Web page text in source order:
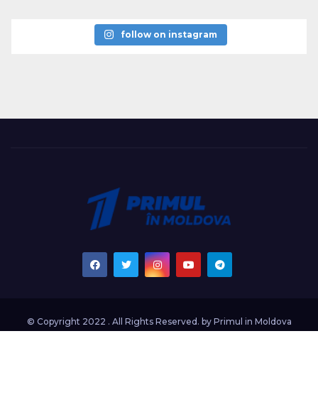
follow on instagram
© Copyright 2022 . All Rights Reserved. by Primul in Moldova